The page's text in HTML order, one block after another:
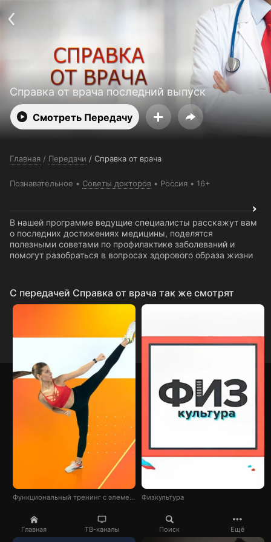
Главная ТВ-каналы Поиск Ещё
Справка от врача последний выпуск
Смотреть Передачу
Главная / Передачи / Справка от врача
Познавательное Советы докторов Россия 16+
В нашей программе ведущие специалисты расскажут вам
о последних достижениях медицины, поделятся
полезными советами по профилактике заболеваний и
помогут разобраться в вопросах здорового образа жизни
C передачей Справка от врача так же смотрят
Функциональный тренинг с элементами капоэйры Физкультура
Политика конфиденциальности
Для партнёров
Открыть приложение
Ввести промокод
Установить на ТВ
Бесплатные каналы Контакты